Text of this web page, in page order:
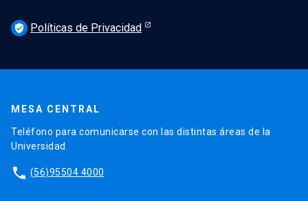
verified_user Políticas de Privacidad
MESA CENTRAL
Teléfono para comunicarse con las distintas áreas de la
Universidad.
phone (56)95504 4000